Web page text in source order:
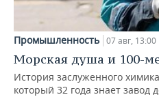
Промышленность 07 авг, 13:00
Морская душа и 100-
История заслуженного
который 32 года знает завод